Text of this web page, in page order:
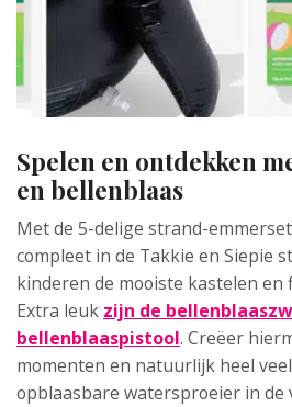
Spelen en ontdekken
en bellenblaas
Met de 5-delige strand-
compleet in de Takkie en Siepie
kinderen de mooiste kastelen
Extra leuk zijn de
bellenblaaspistool. Creëer
momenten en natuurlijk heel
opblaasbare watersproeier in de